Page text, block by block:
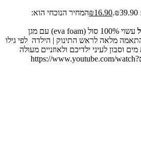
₪16.90
המחיר הנוכחי הוא:
עשוי 100% סול (eva foam) עם מגן
מלאה לראש התינוק | הילדה לפי גילו
וסבון לעיני ילדיכם ולאוזניים מעולה
ומומלץ אחרי ניתוח כפתוריםhttps://www.youtube.com/watch?